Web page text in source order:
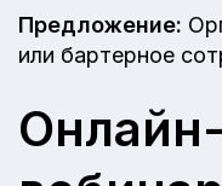
Предложение:
или бартерное